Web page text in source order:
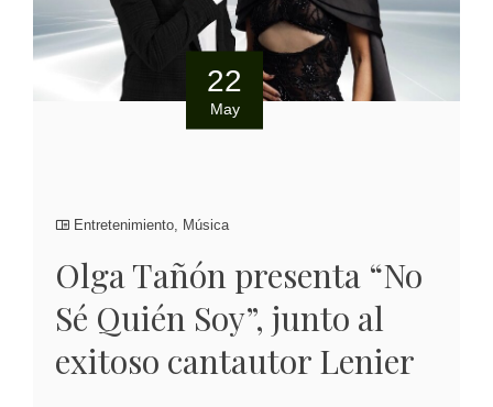
22
May
Entretenimiento Música
Olga Tañón presenta “No
Sé Quién Soy”, junto al
exitoso cantautor Lenier